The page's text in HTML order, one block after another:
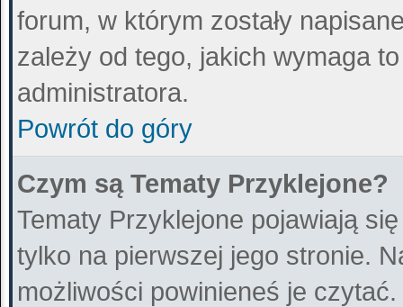
forum, w którym zostały
zależy od tego, jakich wymaga
administratora.
Powrót do góry
Czym są Tematy Przyklejone?
Tematy Przyklejone pojawiają
tylko na pierwszej jego stronie.
możliwości powinieneś je